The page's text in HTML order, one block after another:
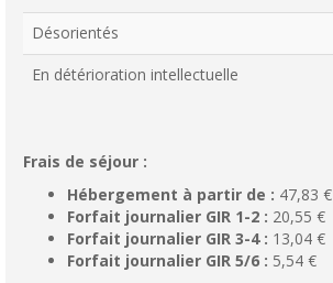
Désorientés
En détérioration intellectuelle
Frais de séjour :
Hébergement à partir de : 47,83 €
Forfait journalier GIR 1-2 : 20,55 €
Forfait journalier GIR 3-4 : 13,04 €
Forfait journalier GIR 5/6 : 5,54 €